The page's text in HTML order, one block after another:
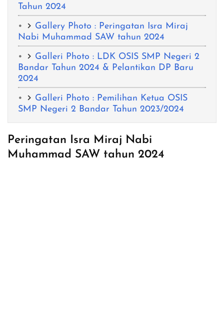
Tahun 2024
Gallery Photo : Peringatan Isra Miraj
Nabi Muhammad SAW tahun 2024
Galleri Photo : LDK OSIS SMP Negeri 2
Bandar Tahun 2024 & Pelantikan DP Baru
2024
Galleri Photo : Pemilihan Ketua OSIS
SMP Negeri 2 Bandar Tahun 2023/2024
Peringatan Isra Miraj Nabi
Muhammad SAW tahun 2024